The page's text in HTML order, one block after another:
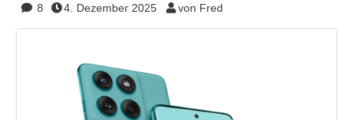
8 4. Dezember 2025 von Fred